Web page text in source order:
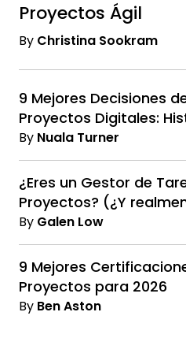
Proyectos Ágil
By Christina Sookram
9 Mejores Decisiones
Proyectos Digitales:
By Nuala Turner
¿Eres un Gestor de
Proyectos? (¿Y
By Galen Low
9 Mejores
Proyectos para 2026
By Ben Aston